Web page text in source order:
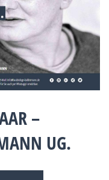
–
UG.